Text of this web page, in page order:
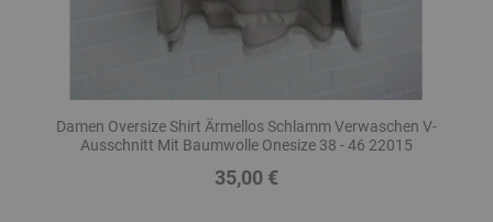
Damen Oversize Shirt Ärmellos Schlamm Verwaschen V-
Ausschnitt Mit Baumwolle Onesize 38 - 46 22015
Preis
35,00 €